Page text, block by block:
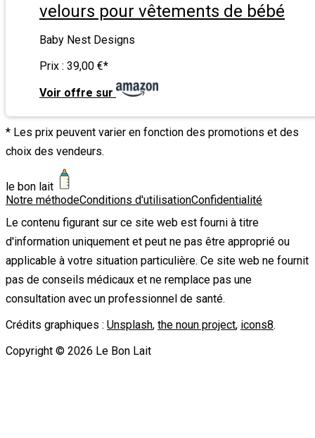
velours pour vêtements de bébé
Baby Nest Designs
Prix : 39,00 €*
Voir offre sur
* Les prix peuvent varier en fonction des promotions et des
choix des vendeurs.
le bon lait
Notre méthodeConditions d'utilisationConfidentialité
Le contenu figurant sur ce site web est fourni à titre
d'information uniquement et peut ne pas être approprié ou
applicable à votre situation particulière. Ce site web ne fournit
pas de conseils médicaux et ne remplace pas une
consultation avec un professionnel de santé.
Crédits graphiques : Unsplash, the noun project, icons8.
Copyright © 2026 Le Bon Lait